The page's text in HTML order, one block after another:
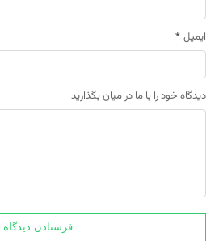
ایمیل *
دیدگاه خود را با ما در میان بگذارید